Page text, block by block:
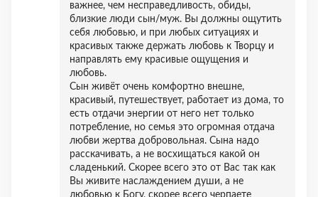
важнее, чем несправедливость, обиды,
близкие люди сын/муж. Вы должны ощутить
себя любовью, и при любых ситуациях и
красивых также держать любовь к Творцу и
направлять ему красивые ощущения и
любовь.
Сын живёт очень комфортно внешне,
красивый, путешествует, работает из дома, то
есть отдачи энергии от него нет только
потребление, но семья это огромная отдача
любви жертва добровольная. Сына надо
расскачивать, а не восхищаться какой он
сладенький. Скорее всего это от Вас так как
Вы живите наслаждением души, а не
любовью к Богу, скорее всего черпаете